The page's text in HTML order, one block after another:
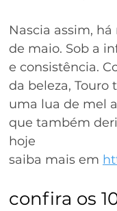
Nascia assim,
de maio. Sob a
e consistência.
da beleza,
uma lua de mel
que também
hoje
saiba mais em
confira os